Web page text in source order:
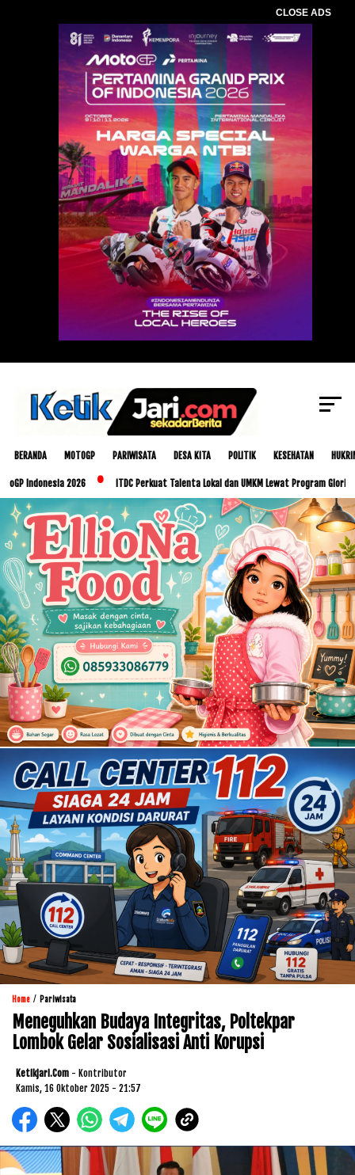
CLOSE ADS
BERANDA MOTOGP PARIWISATA DESA KITA POLITIK KESEHATAN
2026 ITDC Perkuat Talenta Lokal dan UMKM Lewat Program Glorious Golo
Home / Pariwisata
Meneguhkan Budaya Integritas, Poltekpar
Lombok Gelar Sosialisasi Anti Korupsi
Ketikjari.com - Kontributor
Kamis, 16 Oktober 2025 - 21:57